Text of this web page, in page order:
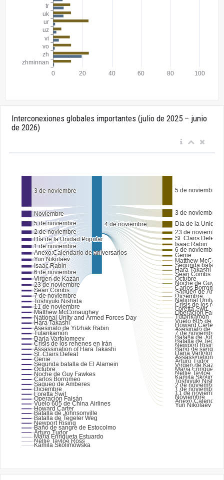
Interconexiones globales importantes (julio de 2025 – junio
de 2026)